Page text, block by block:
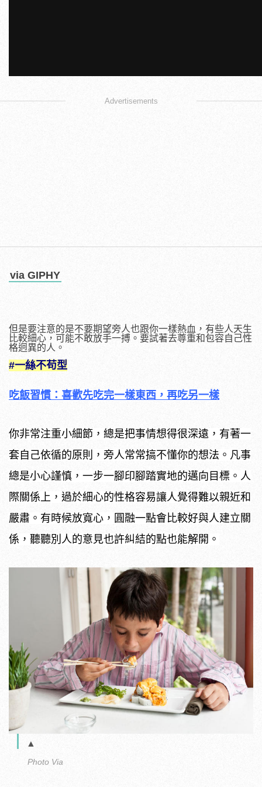
Advertisements
via GIPHY
但是要注意的是不要期望旁人也跟你一樣熱血，有些人天生
比較細心，可能不敢放手一搏。要試著去尊重和包容自己性
格迥異的人。
#一絲不苟型
吃飯習慣： 喜歡先吃完一樣東西，再吃另一樣
你非常注重小細節，總是把事情想得很深遠，有著一
套自己依循的原則，旁人常常搞不懂你的想法。凡事
總是小心謹慎，一步一腳印腳踏實地的邁向目標。人
際關係上，過於細心的性格容易讓人覺得難以親近和
嚴肅。有時候放寬心，圓融一點會比較好與人建立關
係，聽聽別人的意見也許糾結的點也能解開。
▲
Photo Via